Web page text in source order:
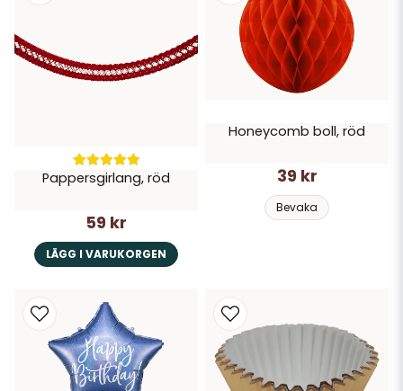
Pappersgirlang, röd
59 kr
LÄGG I VARUKORGEN
Honeycomb boll, röd
39 kr
Bevaka